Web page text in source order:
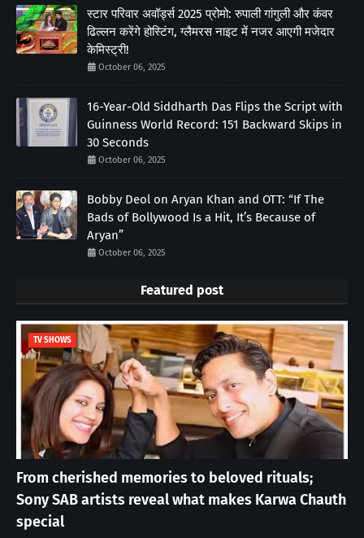
स्टार परिवार अवॉर्ड्स 2025 प्रोमो: रुपाली गांगुली और कंवर
ढिल्लन करेंगे होस्टिंग, ग्लैमरस नाइट में नजर आएगी मजेदार
केमिस्ट्री!
October 06, 2025
16-Year-Old Siddharth Das Flips the Script with
Guinness World Record: 151 Backward Skips in
30 Seconds
October 06, 2025
Bobby Deol on Aryan Khan and OTT: “If The
Bads of Bollywood Is a Hit, It’s Because of
Aryan”
October 06, 2025
Featured post
TV SHOWS
From cherished memories to beloved rituals;
Sony SAB artists reveal what makes Karwa Chauth
special